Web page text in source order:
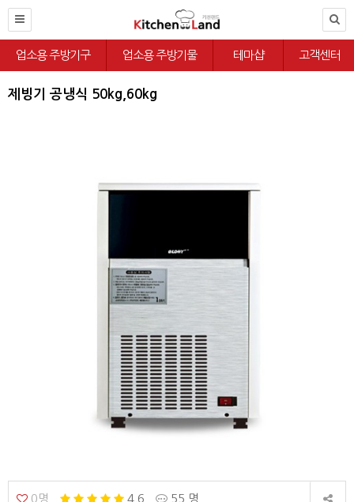
업소용 주방기구 업소용 주방기물 테마샵 고객센터
제빙기 공냉식 50kg,60kg
0명 4.6 55 명